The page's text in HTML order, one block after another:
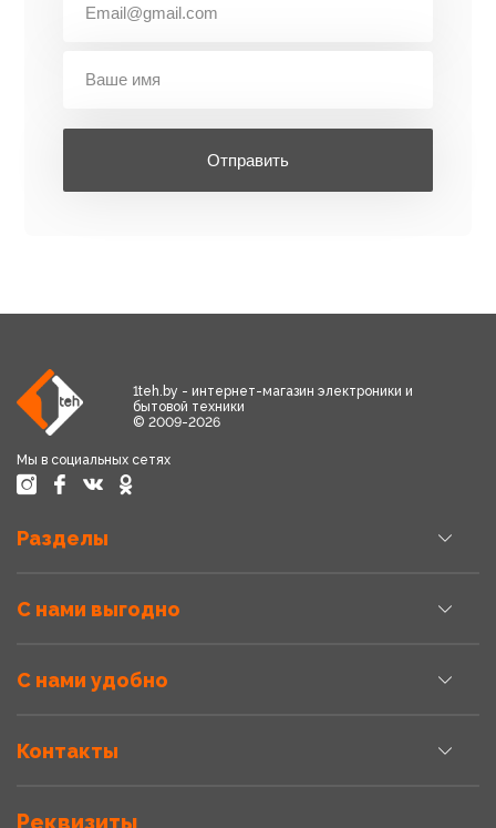
Отправить
1teh.by - интернет-магазин электроники и
бытовой техники
© 2009-2026
Мы в социальных сетях
Разделы
С нами выгодно
С нами удобно
Контакты
Реквизиты